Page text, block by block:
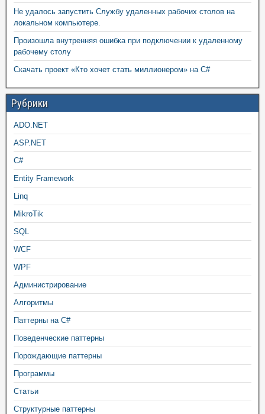
Не удалось запустить Службу удаленных рабочих столов на
локальном компьютере.
Произошла внутренняя ошибка при подключении к удаленному
рабочему столу
Скачать проект «Кто хочет стать миллионером» на C#
Рубрики
ADO.NET
ASP.NET
C#
Entity Framework
Linq
MikroTik
SQL
WCF
WPF
Администрирование
Алгоритмы
Паттерны на C#
Поведенческие паттерны
Порождающие паттерны
Программы
Статьи
Структурные паттерны